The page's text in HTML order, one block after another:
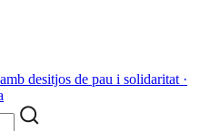
desitjos de pau i solidaritat ·